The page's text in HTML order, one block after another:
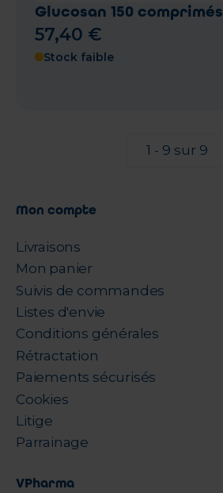
Glucosan 150 comprimés
57,40 €
Stock faible
1 - 9 sur 9
Mon compte
Livraisons
Mon panier
Suivis de commandes
Listes d'envie
Conditions générales
Rétractation
Paiements sécurisés
Cookies
Litige
Parrainage
VPharma